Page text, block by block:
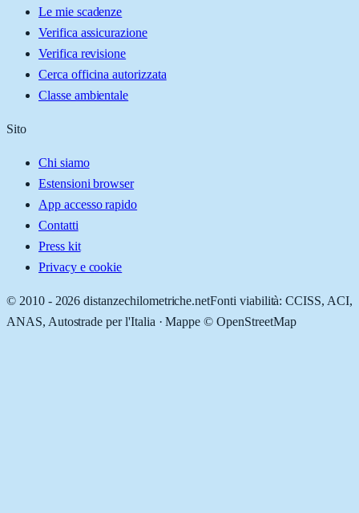
Le mie scadenze
Verifica assicurazione
Verifica revisione
Cerca officina autorizzata
Classe ambientale
Sito
Chi siamo
Estensioni browser
App accesso rapido
Contatti
Press kit
Privacy e cookie
© 2010 - 2026 distanzechilometriche.netFonti viabilità: CCISS, ACI,
ANAS, Autostrade per l'Italia · Mappe © OpenStreetMap